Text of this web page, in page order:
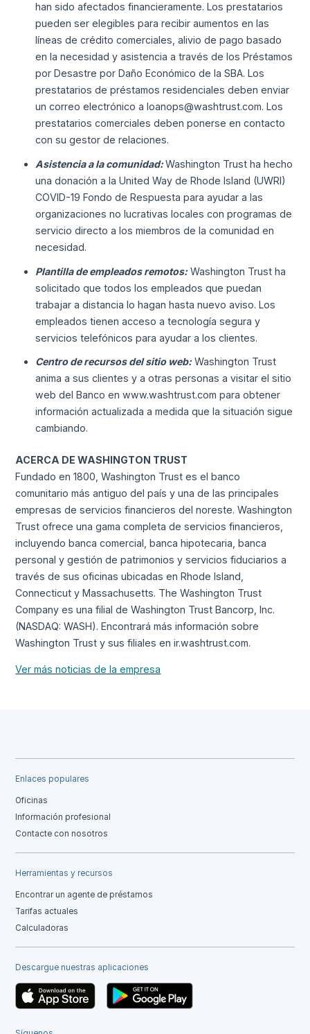
han sido afectados financieramente. Los prestatarios
pueden ser elegibles para recibir aumentos en las
líneas de crédito comerciales, alivio de pago basado
en la necesidad y asistencia a través de los Préstamos
por Desastre por Daño Económico de la SBA. Los
prestatarios de préstamos residenciales deben enviar
un correo electrónico a loanops@washtrust.com. Los
prestatarios comerciales deben ponerse en contacto
con su gestor de relaciones.
Asistencia a la comunidad:Washington Trust ha hecho
una donación a la United Way de Rhode Island (UWRI)
COVID-19 Fondo de Respuesta para ayudar a las
organizaciones no lucrativas locales con programas de
servicio directo a los miembros de la comunidad en
necesidad.
Plantilla de empleados remotos:Washington Trust ha
solicitado que todos los empleados que puedan
trabajar a distancia lo hagan hasta nuevo aviso. Los
empleados tienen acceso a tecnología segura y
servicios telefónicos para ayudar a los clientes.
Centro de recursos del sitio web:Washington Trust
anima a sus clientes y a otras personas a visitar el sitio
web del Banco en www.washtrust.com para obtener
información actualizada a medida que la situación sigue
cambiando.
ACERCA DE WASHINGTON TRUST
Fundado en 1800, Washington Trust es el banco
comunitario más antiguo del país y una de las principales
empresas de servicios financieros del noreste. Washington
Trust ofrece una gama completa de servicios financieros,
incluyendo banca comercial, banca hipotecaria, banca
personal y gestión de patrimonios y servicios fiduciarios a
través de sus oficinas ubicadas en Rhode Island,
Connecticut y Massachusetts. The Washington Trust
Company es una filial de Washington Trust Bancorp, Inc.
(NASDAQ: WASH). Encontrará más información sobre
Washington Trust y sus filiales en ir.washtrust.com.
Ver más noticias de la empresa
Enlaces populares
Oficinas
Información profesional
Contacte con nosotros
Herramientas y recursos
Encontrar un agente de préstamos
Tarifas actuales
Calculadoras
Descargue nuestras aplicaciones